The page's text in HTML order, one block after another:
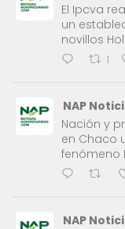
El Ipcva
un
novillos
1
NAP
Nación y
en Chaco
fenómeno
NAP